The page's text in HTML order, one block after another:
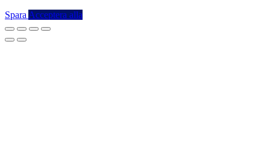
Spara Acceptera alla